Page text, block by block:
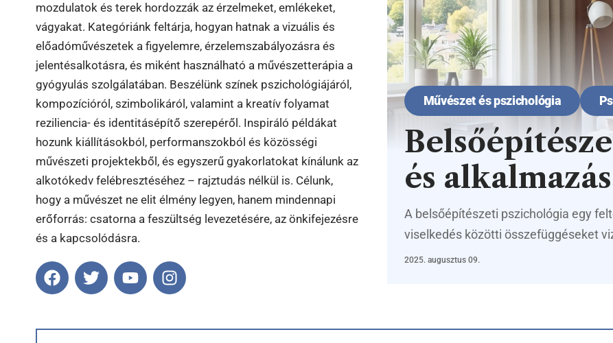
mozdulatok és terek hordozzák az érzelmeket, emlékeket,
vágyakat. Kategóriánk feltárja, hogyan hatnak a vizuális és
előadóművészetek a figyelemre, érzelemszabályozásra és
jelentésalkotásra, és miként használható a művészetterápia a
gyógyulás szolgálatában. Beszélünk színek pszichológiájáról,
kompozícióról, szimbolikáról, valamint a kreatív folyamat
reziliencia- és identitásépítő szerepéről. Inspiráló példákat
hozunk kiállításokból, performanszokból és közösségi
művészeti projektekből, és egyszerű gyakorlatokat kínálunk az
alkotókedv felébresztéséhez – rajztudás nélkül is. Célunk,
hogy a művészet ne elit élmény legyen, hanem mindennapi
erőforrás: csatorna a feszültség levezetésére, az önkifejezésre
és a kapcsolódásra.
Művészet és pszichológia
és
A belsőépítészeti pszichológia egy
viselkedés közötti összefüggéseket
2025. augusztus 09.